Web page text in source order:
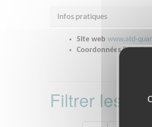
Infos pratiques
Site web www.atd-
Coordonnées8, route
Filtrer les